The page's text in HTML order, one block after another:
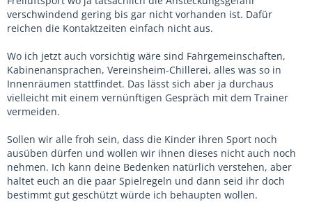
verschwindend gering bis gar nicht vorhanden ist. Dafür
reichen die Kontaktzeiten einfach nicht aus.
Wo ich jetzt auch vorsichtig wäre sind Fahrgemeinschaften,
Kabinenansprachen, Vereinsheim-Chillerei, alles was so in
Innenräumen stattfindet. Das lässt sich aber ja durchaus
vielleicht mit einem vernünftigen Gespräch mit dem Trainer
vermeiden.
Sollen wir alle froh sein, dass die Kinder ihren Sport noch
ausüben dürfen und wollen wir ihnen dieses nicht auch noch
nehmen. Ich kann deine Bedenken natürlich verstehen, aber
haltet euch an die paar Spielregeln und dann seid ihr doch
bestimmt gut geschützt würde ich behaupten wollen.